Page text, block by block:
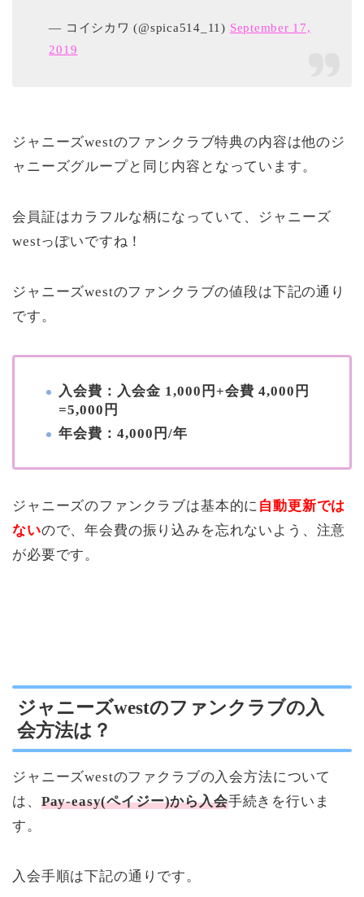
— コイシカワ (@spica514_11) September 17,
2019
ジャニーズwestのファンクラブ特典の内容は他のジ
ャニーズグループと同じ内容となっています。
会員証はカラフルな柄になっていて、ジャニーズ
westっぽいですね！
ジャニーズwestのファンクラブの値段は下記の通り
です。
入会費：入会金 1,000円+会費 4,000円
=5,000円
年会費：4,000円/年
ジャニーズのファンクラブは基本的に 自動更新では
ないので、年会費の振り込みを忘れないよう、注意
が必要です。
ジャニーズwestのファンクラブの入
会方法は？
ジャニーズwestのファクラブの入会方法について
は、 Pay-easy(ペイジー)から入会手続きを行いま
す。
入会手順は下記の通りです。